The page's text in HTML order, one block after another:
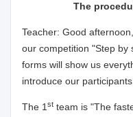
The
Teacher: Good
our competition "Step by
forms will show us
introduce our
The 1 st team is "The